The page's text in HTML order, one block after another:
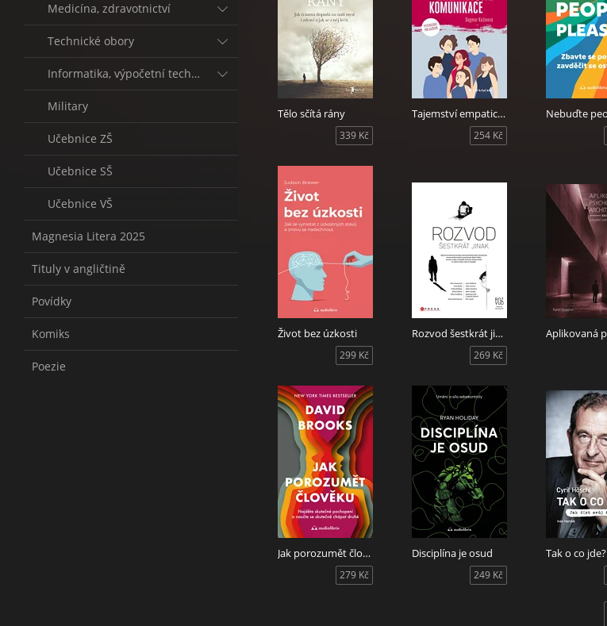
Medicína, zdravotnictví
Technické obory
Informatika, výpočetní technika
Military
Učebnice ZŠ
Učebnice SŠ
Učebnice VŠ
Magnesia Litera 2025
Tituly v angličtině
Povídky
Komiks
Poezie
Tělo sčítá rány
339 Kč
Tajemství empatické komunikace
254 Kč
Život bez úzkosti
299 Kč
Rozvod šestkrát jinak
269 Kč
Jak porozumět člověku
279 Kč
Disciplína je osud
249 Kč
Tak o co jde?